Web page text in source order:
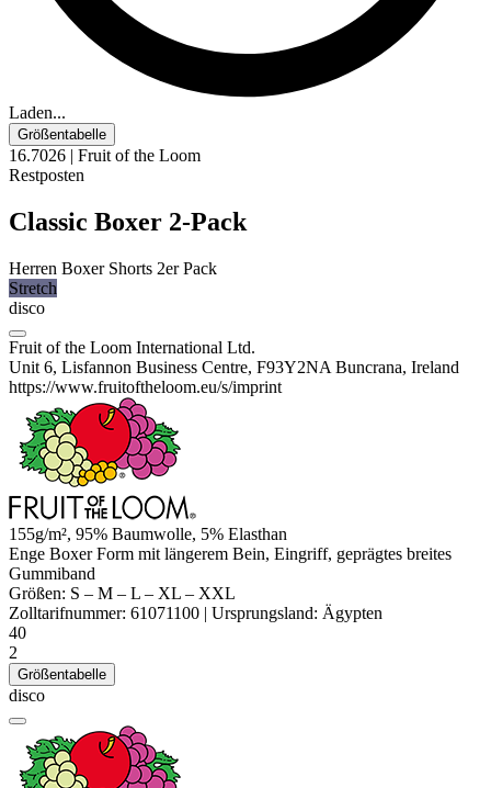
Laden...
Größentabelle
16.7026 | Fruit of the Loom
Restposten
Classic Boxer 2-Pack
Herren Boxer Shorts 2er Pack
Stretch
disco
Fruit of the Loom International Ltd.
Unit 6, Lisfannon Business Centre, F93Y2NA Buncrana, Ireland
https://www.fruitoftheloom.eu/s/imprint
155g/m², 95% Baumwolle, 5% Elasthan
Enge Boxer Form mit längerem Bein, Eingriff, geprägtes breites
Gummiband
Größen: S – M – L – XL – XXL
Zolltarifnummer: 61071100 | Ursprungsland: Ägypten
40
2
Größentabelle
disco